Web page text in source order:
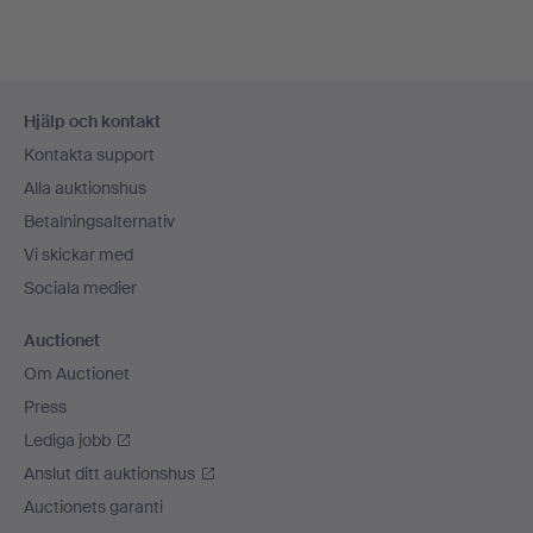
Hjälp och kontakt
Kontakta support
Alla auktionshus
Betalningsalternativ
Vi skickar med
Sociala medier
Auctionet
Om Auctionet
Press
Lediga jobb
Anslut ditt auktionshus
Auctionets garanti